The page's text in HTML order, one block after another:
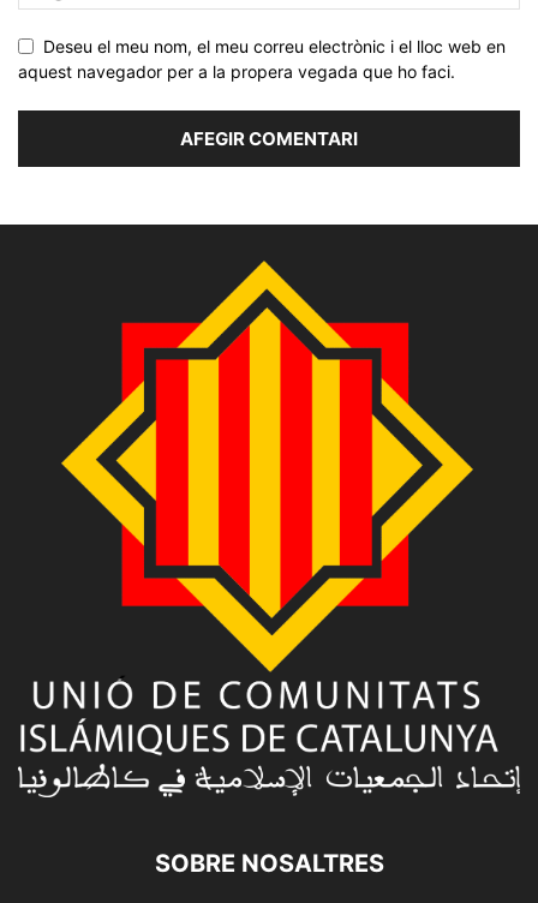
Deseu el meu nom, el meu correu electrònic i el lloc web en
aquest navegador per a la propera vegada que ho faci.
SOBRE NOSALTRES